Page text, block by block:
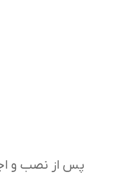
پس از نصب و